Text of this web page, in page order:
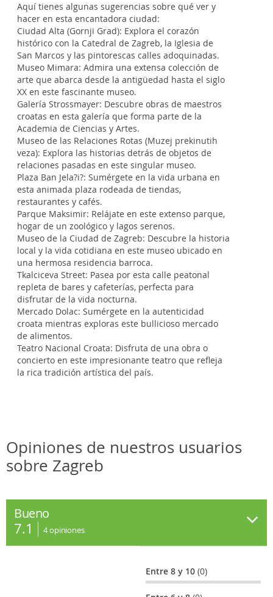
Aquí tienes algunas sugerencias sobre qué ver y
hacer en esta encantadora ciudad:
Ciudad Alta (Gornji Grad): Explora el corazón
histórico con la Catedral de Zagreb, la Iglesia de
San Marcos y las pintorescas calles adoquinadas.
Museo Mimara: Admira una extensa colección de
arte que abarca desde la antigüedad hasta el siglo
XX en este fascinante museo.
Galería Strossmayer: Descubre obras de maestros
croatas en esta galería que forma parte de la
Academia de Ciencias y Artes.
Museo de las Relaciones Rotas (Muzej prekinutih
veza): Explora las historias detrás de objetos de
relaciones pasadas en este singular museo.
Plaza Ban Jela?i?: Sumérgete en la vida urbana en
esta animada plaza rodeada de tiendas,
restaurantes y cafés.
Parque Maksimir: Relájate en este extenso parque,
hogar de un zoológico y lagos serenos.
Museo de la Ciudad de Zagreb: Descubre la historia
local y la vida cotidiana en este museo ubicado en
una hermosa residencia barroca.
Tkalciceva Street: Pasea por esta calle peatonal
repleta de bares y cafeterías, perfecta para
disfrutar de la vida nocturna.
Mercado Dolac: Sumérgete en la autenticidad
croata mientras exploras este bullicioso mercado
de alimentos.
Teatro Nacional Croata: Disfruta de una obra o
concierto en este impresionante teatro que refleja
la rica tradición artística del país.
Opiniones de nuestros usuarios
sobre Zagreb
Bueno
7.1 4opiniones
Entre 8 y 10(0)